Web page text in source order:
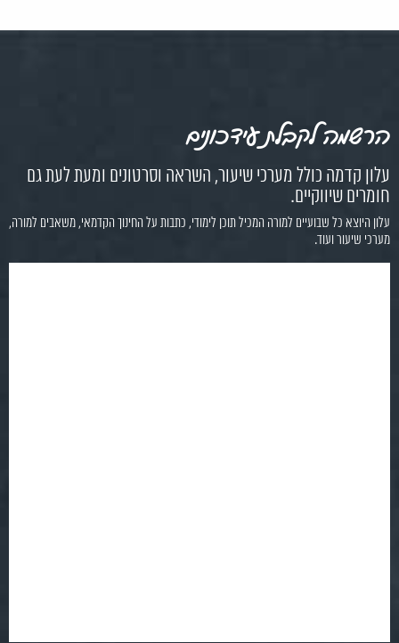
הרשמה לקבלת עידכונים
עלון קדמה כולל מערכי שיעור, השראה וסרטונים ומעת לעת גם
חומרים שיווקיים.
עלון היוצא כל שבועיים למורה המכיל תוכן לימודי, כתבות על החינוך הקדמאי, משאבים למורה,
מערכי שיעור ועוד.